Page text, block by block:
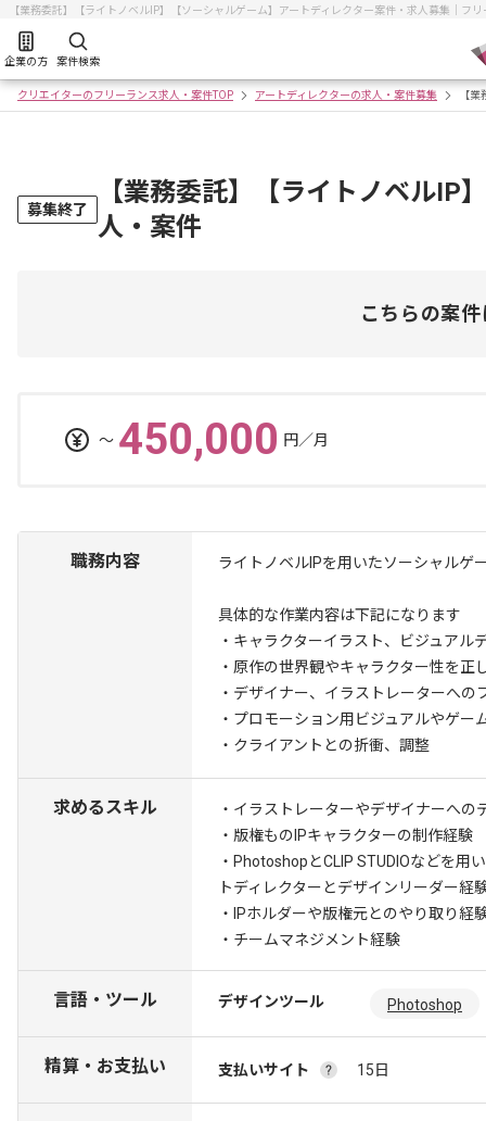
【業務委託】【ライトノベルIP】【ソーシャルゲーム】アートディレクター案件・求人募集｜フ
企業の方 案件検索
クリエイターのフリーランス求人・案件TOP アートディレクターの求人・案件募集 【
募集終了
【業務委託】【ライトノベルIP
人・案件
こちらの案
〜 450,000 円／月
職務内容 ライトノベルIPを用いたソーシャルゲ
具体的な作業内容は下記になります
・キャラクターイラスト、ビジュアル
・原作の世界観やキャラクター性を
・デザイナー、イラストレーターへ
・プロモーション用ビジュアルやゲ
・クライアントとの折衝、調整
求めるスキル
・イラストレーターやデザイナーへ
・版権ものIPキャラクターの制作経験
・PhotoshopとCLIP STUDIOなどを用
トディレクターとデザインリーダー経
・IPホルダーや版権元とのやり取り経
・チームマネジメント経験
言語・ツール デザインツール Photoshop
精算・お支払い 支払いサイト 15日